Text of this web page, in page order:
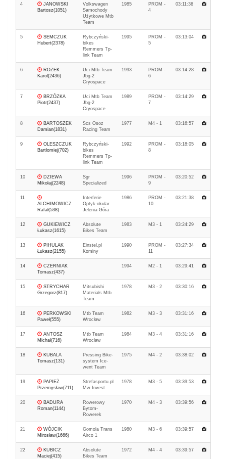
4
JANOWSKI
Bartosz(1051)
Volkswagen
Samochody
Użytkowe Mtb
Team
1985
PROM -
4
03:11:36
5
SEMCZUK
Hubert(2378)
Rybczyński-
bikes
Remmers Tp-
link Team
1995
PROM -
5
03:13:04
6
ROŻEK
Karol(2436)
Uci Mtb Team
Jbg-2
Cryospace
1993
PROM -
6
03:14:28
7
BRZÓZKA
Piotr(2437)
Uci Mtb Team
Jbg-2
Cryospace
1989
PROM -
7
03:14:29
8
BARTOSZEK
Damian(1831)
Scs Osoz
Racing Team
1977 M4 - 1 03:16:57
9
OLESZCZUK
Bartłomiej(702)
Rybczyński-
bikes
Remmers Tp-
link Team
1992
PROM -
8
03:18:05
10
DZIEWA
Mikołaj(2248)
Sgr
Specialized
1996
PROM -
9
03:20:52
11
ALCHIMOWICZ
Rafał(538)
Interferie
Optyk-okular
Jelenia Góra
1986
PROM -
10
03:21:38
12
GUKIEWICZ
Łukasz(1615)
Absolute
Bikes Team
1983 M3 - 1 03:24:29
13
PIHULAK
Łukasz(2155)
Einstel.pl
Kominy
1990
PROM -
11
03:27:34
14
CZERNIAK
Tomasz(437)
1994 M2 - 1 03:29:41
15
STRYCHAR
Grzegorz(817)
Mitsubishi
Materials Mtb
Team
1978 M3 - 2 03:30:16
16
PERKOWSKI
Paweł(555)
Mtb Team
Wrocław
1982 M3 - 3 03:31:16
17
ANTOSZ
Michał(716)
Mtb Team
Wrocław
1984 M3 - 4 03:31:16
18
KUBALA
Tomasz(131)
Pressing Bike-
system Ice-
went Team
1975 M4 - 2 03:38:02
19
PAPIEŻ
Przemysław(711)
Strefasportu.pl
Mw Invest
1978 M3 - 5 03:39:53
20
BADURA
Roman(1144)
Rowerowy
Bytom-
Rowerek
1970 M4 - 3 03:39:56
21
WÓJCIK
Mirosław(1666)
Gomola Trans
Airco 1
1980 M3 - 6 03:39:57
22
KUBICZ
Maciej(415)
Absolute
Bikes Team
1972 M4 - 4 03:39:57